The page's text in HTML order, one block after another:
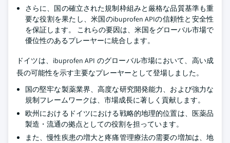
さらに、国の確立された規制枠組みと厳格な品質基準も重
要な役割を果たし、米国のibuprofen APIの信頼性と安全性
を保証します。 これらの要因は、米国をグローバル市場で
優位性のあるプレーヤーに統合します。
ドイツは、ibuprofen API のグローバル市場において、高い成
長の可能性を示す主要なプレーヤーとして登場しました。
国の堅牢な製薬業界、高度な研究開発能力、および強力な
規制フレームワークは、市場成長に著しく貢献します。
欧州におけるドイツにおける戦略的地理的位置は、医薬品
製造・流通の拠点としての役割を担っています。
また、慢性疾患の増大と疼痛管理療法の需要の増加は、地